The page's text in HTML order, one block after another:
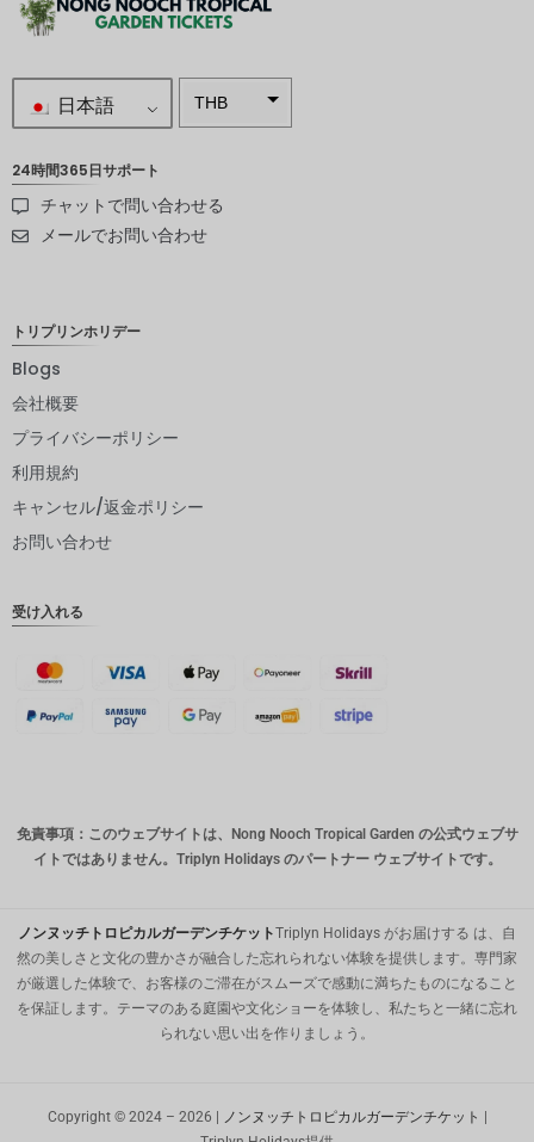
日本語 THB
スウェー
デンクロ
ーナ
デンマー
ククロー
ネ
オースト
ラリアド
韓国ウォ
ン
人民元
台湾
PHP の
24時間365日サポート
チャットで問い合わせる
メールでお問い合わせ
トリプリンホリデー
Blogs
会社概要
プライバシーポリシー
利用規約
キャンセル/返金ポリシー
お問い合わせ
受け入れる
免責事項：このウェブサイトは、Nong Nooch Tropical Garden の公式ウェブサ
イトではありません。Triplyn Holidays のパートナー ウェブサイトです。
ノンヌッチトロピカルガーデンチケットTriplyn Holidays がお届けする は、自
然の美しさと文化の豊かさが融合した忘れられない体験を提供します。専門家
が厳選した体験で、お客様のご滞在がスムーズで感動に満ちたものになること
を保証します。テーマのある庭園や文化ショーを体験し、私たちと一緒に忘れ
られない思い出を作りましょう。
Copyright © 2024 – 2026 | ノンヌッチトロピカルガーデンチケット